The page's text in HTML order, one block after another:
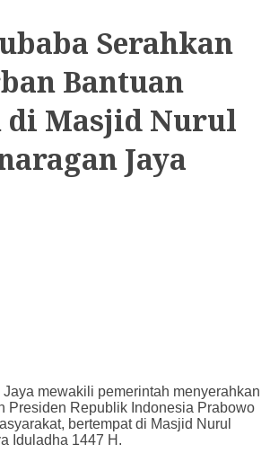
Serahkan
Bantuan
di Masjid Nurul
Jaya
mewakili pemerintah menyerahkan
Presiden Republik Indonesia Prabowo
bertempat di Masjid Nurul
Iduladha 1447 H.